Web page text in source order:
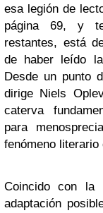
esa legión de
página 69, y
restantes, está
de haber leído
Desde un punto
dirige Niels
caterva
para
fenómeno literario
Coincido con la
adaptación